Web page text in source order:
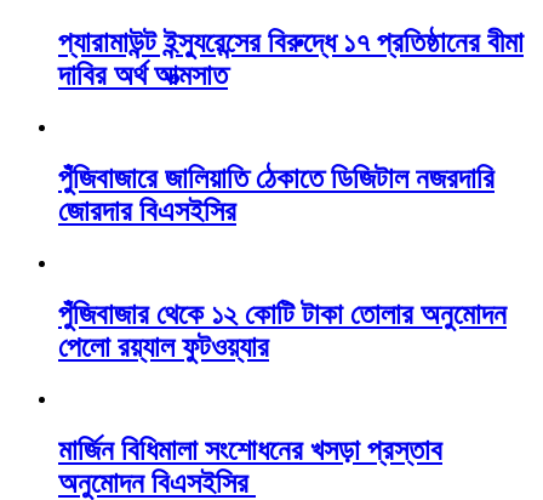
প্যারামাউন্ট ইন্স্যুরেন্সের বিরুদ্ধে ১৭ প্রতিষ্ঠানের বীমা
দাবির অর্থ আত্মসাত
পুঁজিবাজারে জালিয়াতি ঠেকাতে ডিজিটাল নজরদারি
জোরদার বিএসইসির
পুঁজিবাজার থেকে ১২ কোটি টাকা তোলার অনুমোদন
পেলো রয়্যাল ফুটওয়্যার
মার্জিন বিধিমালা সংশোধনের খসড়া প্রস্তাব
অনুমোদন বিএসইসির